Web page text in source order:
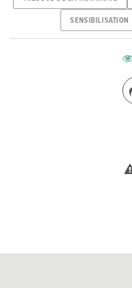
SENSIBILISATION